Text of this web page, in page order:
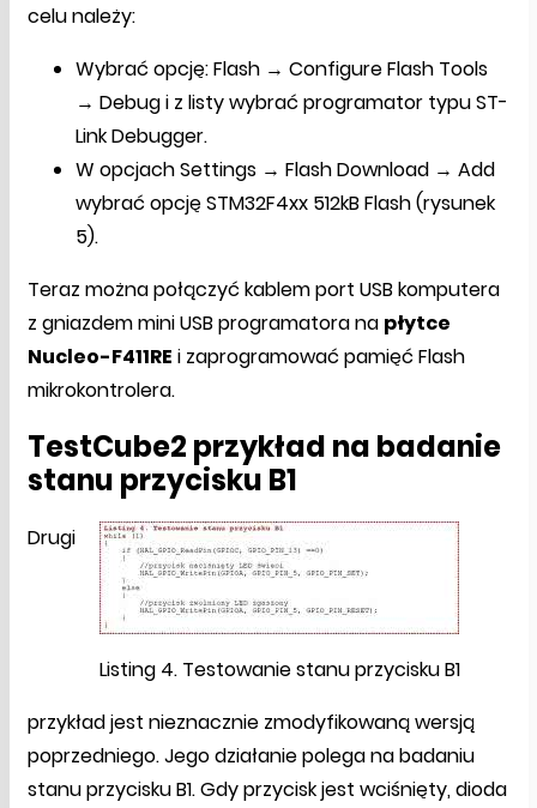
celu należy:
Wybrać opcję: Flash → Configure Flash Tools
→ Debug i z listy wybrać programator typu ST-
Link Debugger.
W opcjach Settings → Flash Download → Add
wybrać opcję STM32F4xx 512kB Flash (rysunek
5).
Teraz można połączyć kablem port USB komputera
z gniazdem mini USB programatora na płytce
Nucleo-F411RE i zaprogramować pamięć Flash
mikrokontrolera.
TestCube2 przykład na badanie
stanu przycisku B1
Listing 4. Testowanie stanu przycisku B1
Drugi
przykład jest nieznacznie zmodyfikowaną wersją
poprzedniego. Jego działanie polega na badaniu
stanu przycisku B1. Gdy przycisk jest wciśnięty, dioda